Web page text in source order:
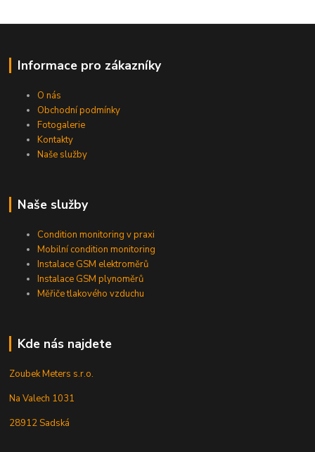
Informace pro zákazníky
O nás
Obchodní podmínky
Fotogalerie
Kontakty
Naše služby
Naše služby
Condition monitoring v praxi
Mobilní condition monitoring
Instalace GSM elektroměrů
Instalace GSM plynoměrů
Měřiče tlakového vzduchu
Kde nás najdete
Zoubek Meters s.r.o.
Na Valech 1031
28912 Sadská